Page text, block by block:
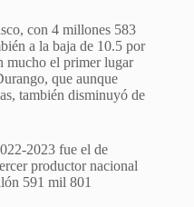
con 4 millones 583
a la baja de 10.5 por
mucho el primer lugar
que aunque
también disminuyó de
2023 fue el de
productor nacional
591 mil 801